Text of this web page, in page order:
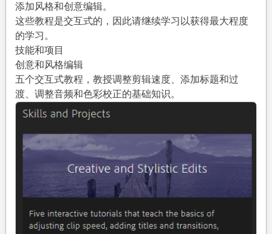
添加风格和创意编辑。
这些教程是交互式的，因此请继续学习以获得最大程度
的学习。
技能和项目
创意和风格编辑
五个交互式教程，教授调整剪辑速度、添加标题和过
渡、调整音频和色彩校正的基础知识。